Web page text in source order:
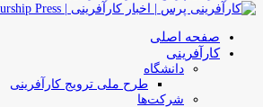
صفحه اصلی
کارآفرینی
دانشگاه
طرح ملی ترویج کارآفرینی
شرکت‌ها